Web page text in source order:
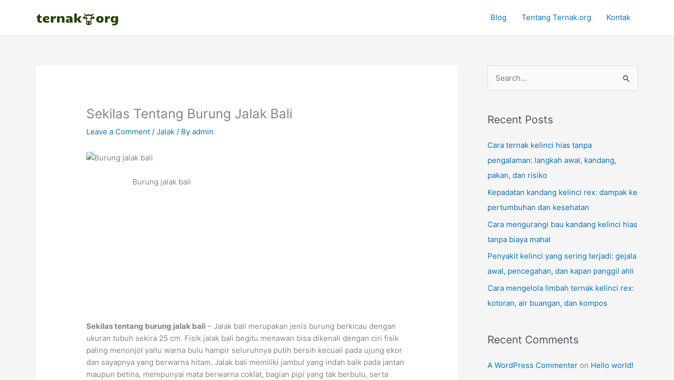
Blog Tentang Ternak.org Kontak
Sekilas Tentang Burung Jalak Bali
Leave a Comment /Jalak / Byadmin
Burung jalak bali
Sekilas tentang burung jalak bali – Jalak bali merupakan jenis burung berkicau dengan
ukuran tubuh sekira 25 cm. Fisik jalak bali begitu menawan bisa dikenali dengan ciri fisik
paling menonjol yaitu warna bulu hampir seluruhnya putih bersih kecuali pada ujung ekor
dan sayapnya yang berwarna hitam. Jalak bali memiliki jambul yang indah baik pada jantan
maupun betina, mempunyai mata berwarna coklat, bagian pipi yang tak berbulu, serta
r
h
f
o
r
:
Recent Posts
Cara ternak kelinci hias tanpa
pengalaman: langkah awal, kandang,
pakan, dan risiko
Kepadatan kandang kelinci rex: dampak ke
pertumbuhan dan kesehatan
Cara mengurangi bau kandang kelinci hias
tanpa biaya mahal
Penyakit kelinci yang sering terjadi: gejala
awal, pencegahan, dan kapan panggil ahli
Cara mengelola limbah ternak kelinci rex:
kotoran, air buangan, dan kompos
Recent Comments
A WordPress Commenter on Hello world!